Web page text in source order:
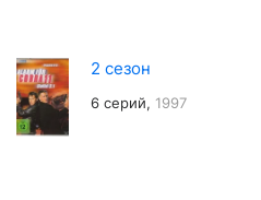
2 сезон
6 серий, 1997